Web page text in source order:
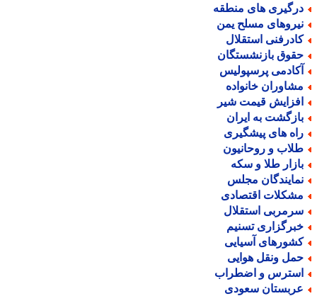
های منطقه
مسلح یمن
استقلال
بازنشستگان
پرسپولیس
خانواده
قیمت شیر
به ایران
های پیشگیری
و روحانیون
طلا و سکه
مجلس
اقتصادی
استقلال
تسنیم
آسیایی
ونقل هوایی
و اضطراب
سعودی